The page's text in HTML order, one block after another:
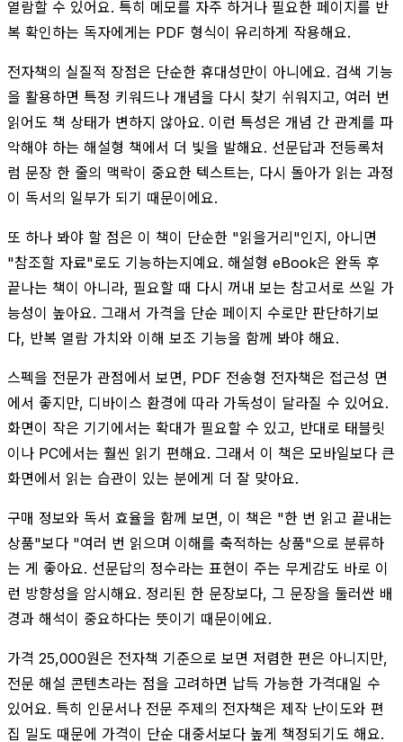
열람할 수 있어요. 특히 메모를 자주 하거나 필요한 페이지를 반
복 확인하는 독자에게는 PDF 형식이 유리하게 작용해요.
전자책의 실질적 장점은 단순한 휴대성만이 아니에요. 검색 기능
을 활용하면 특정 키워드나 개념을 다시 찾기 쉬워지고, 여러 번
읽어도 책 상태가 변하지 않아요. 이런 특성은 개념 간 관계를 파
악해야 하는 해설형 책에서 더 빛을 발해요. 선문답과 전등록처
럼 문장 한 줄의 맥락이 중요한 텍스트는, 다시 돌아가 읽는 과정
이 독서의 일부가 되기 때문이에요.
또 하나 봐야 할 점은 이 책이 단순한 "읽을거리"인지, 아니면
"참조할 자료"로도 기능하는지예요. 해설형 eBook은 완독 후
끝나는 책이 아니라, 필요할 때 다시 꺼내 보는 참고서로 쓰일 가
능성이 높아요. 그래서 가격을 단순 페이지 수로만 판단하기보
다, 반복 열람 가치와 이해 보조 기능을 함께 봐야 해요.
스펙을 전문가 관점에서 보면, PDF 전송형 전자책은 접근성 면
에서 좋지만, 디바이스 환경에 따라 가독성이 달라질 수 있어요.
화면이 작은 기기에서는 확대가 필요할 수 있고, 반대로 태블릿
이나 PC에서는 훨씬 읽기 편해요. 그래서 이 책은 모바일보다 큰
화면에서 읽는 습관이 있는 분에게 더 잘 맞아요.
구매 정보와 독서 효율을 함께 보면, 이 책은 "한 번 읽고 끝내는
상품"보다 "여러 번 읽으며 이해를 축적하는 상품"으로 분류하
는 게 좋아요. 선문답의 정수라는 표현이 주는 무게감도 바로 이
런 방향성을 암시해요. 정리된 한 문장보다, 그 문장을 둘러싼 배
경과 해석이 중요하다는 뜻이기 때문이에요.
가격 25,000원은 전자책 기준으로 보면 저렴한 편은 아니지만,
전문 해설 콘텐츠라는 점을 고려하면 납득 가능한 가격대일 수
있어요. 특히 인문서나 전문 주제의 전자책은 제작 난이도와 편
집 밀도 때문에 가격이 단순 대중서보다 높게 책정되기도 해요.